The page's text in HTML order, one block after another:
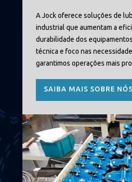
Máquinas e equipamentos
A Jock oferece soluções de
industrial que aumentam a
durabilidade dos
técnica e foco nas
garantimos operações mais
SAIBA MAIS SOBRE